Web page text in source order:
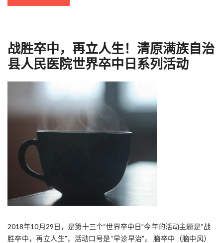
战胜卒中，再立人生！清原满族自治
县人民医院世界卒中日系列活动
2018年10月29日，是第十三个“世界卒中日”今年的活动主题是“战
胜卒中，再立人生”，活动口号是“早诊早治”。 脑卒中（脑中风）